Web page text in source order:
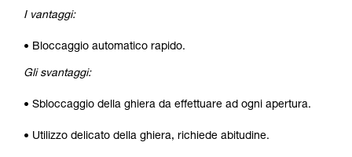
I vantaggi:
• Bloccaggio automatico rapido.
Gli svantaggi:
• Sbloccaggio della ghiera da effettuare ad ogni apertura.
• Utilizzo delicato della ghiera, richiede abitudine.